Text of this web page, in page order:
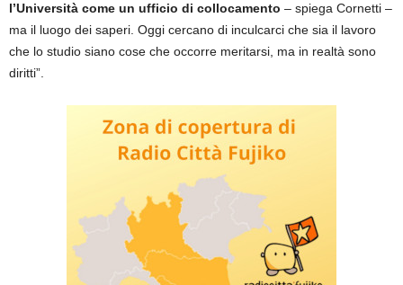
l’Università come un ufficio di collocamento – spiega Cornetti –
ma il luogo dei saperi. Oggi cercano di inculcarci che sia il lavoro
che lo studio siano cose che occorre meritarsi, ma in realtà sono
diritti”.